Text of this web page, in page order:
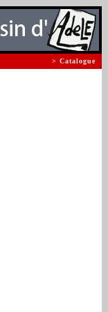
> Catalogue